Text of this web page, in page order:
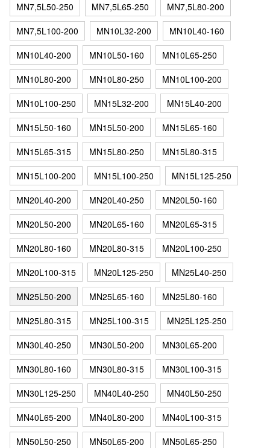
MN7,5L50-250
MN7,5L65-250
MN7,5L80-200
MN7,5L100-200
MN10L32-200
MN10L40-160
MN10L40-200
MN10L50-160
MN10L65-250
MN10L80-200
MN10L80-250
MN10L100-200
MN10L100-250
MN15L32-200
MN15L40-200
MN15L50-160
MN15L50-200
MN15L65-160
MN15L65-315
MN15L80-250
MN15L80-315
MN15L100-200
MN15L100-250
MN15L125-250
MN20L40-200
MN20L40-250
MN20L50-160
MN20L50-200
MN20L65-160
MN20L65-315
MN20L80-160
MN20L80-315
MN20L100-250
MN20L100-315
MN20L125-250
MN25L40-250
MN25L50-200
MN25L65-160
MN25L80-160
MN25L80-315
MN25L100-315
MN25L125-250
MN30L40-250
MN30L50-200
MN30L65-200
MN30L80-160
MN30L80-315
MN30L100-315
MN30L125-250
MN40L40-250
MN40L50-250
MN40L65-200
MN40L80-200
MN40L100-315
MN50L50-250
MN50L65-200
MN50L65-250